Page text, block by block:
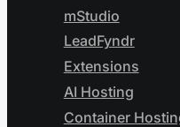
mStudio
LeadFyndr
Extensions
AI Hosting
Container